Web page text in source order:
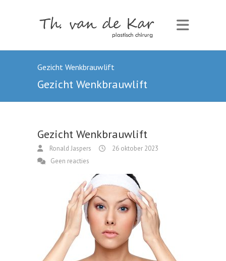
Gezicht Wenkbrauwlift
Gezicht Wenkbrauwlift
Gezicht Wenkbrauwlift
Ronald Jaspers
26 oktober 2023
Geen reacties